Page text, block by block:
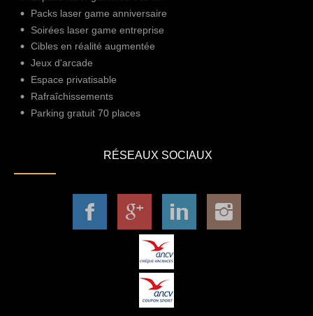
Packs laser game anniversaire
Soirées laser game entreprise
Cibles en réalité augmentée
Jeux d'arcade
Espace privatisable
Rafraîchissements
Parking gratuit 70 places
RÉSEAUX SOCIAUX